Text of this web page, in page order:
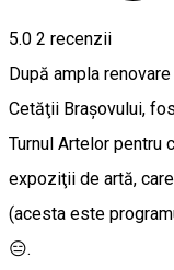
5.0 2 recenzii
După ampla
Cetăţii Braşovului,
Turnul Artelor pentru
expoziţii de artă,
(acesta este
😑.